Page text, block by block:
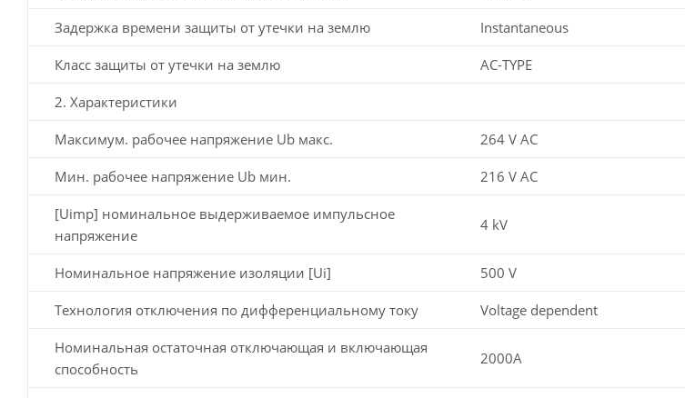
Задержка времени защиты от утечки на землю Instantaneous
Класс защиты от утечки на землю AC-TYPE
2. Характеристики
Максимум. рабочее напряжение Ub макс. 264 V AC
Мин. рабочее напряжение Ub мин. 216 V AC
[Uimp] номинальное выдерживаемое импульсное
напряжение
4 kV
Номинальное напряжение изоляции [Ui] 500 V
Технология отключения по дифференциальному току Voltage dependent
Номинальная остаточная отключающая и включающая
способность
2000A